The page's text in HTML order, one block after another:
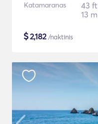
Katamaranas
43 ft
13 m
$2,182/naktinis